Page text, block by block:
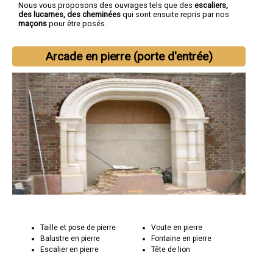
Nous vous proposons des ouvrages tels que des escaliers,
des lucarnes, des cheminées qui sont ensuite repris par nos
maçons pour être posés.
Arcade en pierre (porte d'entrée)
Taille et pose de pierre
Balustre en pierre
Escalier en pierre
Voute en pierre
Fontaine en pierre
Tête de lion